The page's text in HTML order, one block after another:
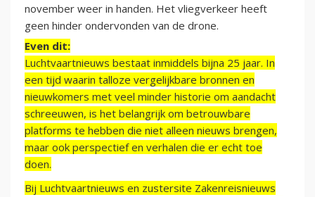
november weer in handen. Het vliegverkeer heeft
geen hinder ondervonden van de drone.
Even dit:
Luchtvaartnieuws bestaat inmiddels bijna 25 jaar. In
een tijd waarin talloze vergelijkbare bronnen en
nieuwkomers met veel minder historie om aandacht
schreeuwen, is het belangrijk om betrouwbare
platforms te hebben die niet alleen nieuws brengen,
maar ook perspectief en verhalen die er echt toe
doen.
Bij Luchtvaartnieuws en zustersite Zakenreisnieuws